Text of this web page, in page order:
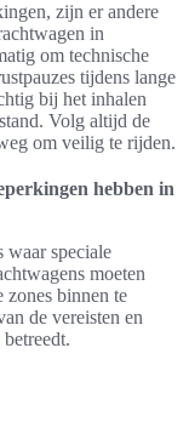
zijn er andere
in
om technische
tijdens lange
bij het inhalen
Volg altijd de
om veilig te rijden.
hebben in
waar speciale
moeten
zones binnen te
de vereisten en